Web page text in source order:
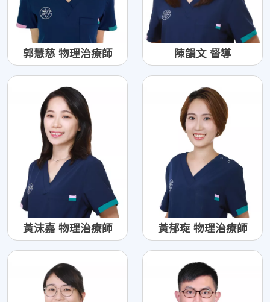
郭慧慈 物理治療師 陳韻文 督導
黃沫嘉 物理治療師 黃郁琁 物理治療師